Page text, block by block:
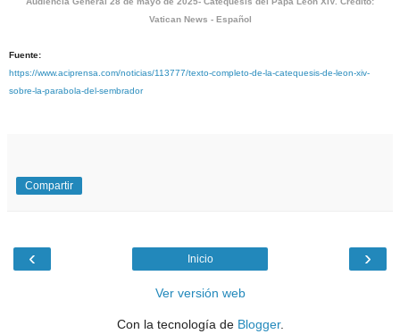
Vatican News - Español
Fuente:
https://www.aciprensa.com/noticias/113777/texto-completo-de-la-catequesis-de-leon-xiv-
sobre-la-parabola-del-sembrador
Compartir
‹ ›
Inicio
Ver versión web
Con la tecnología de Blogger.